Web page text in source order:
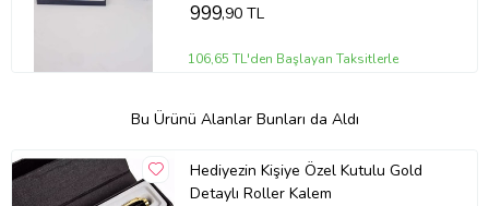
999,90 TL
106,65 TL'den Başlayan Taksitlerle
Bu Ürünü Alanlar Bunları da Aldı
Hediyezin Kişiye Özel Kutulu Gold
Detaylı Roller Kalem